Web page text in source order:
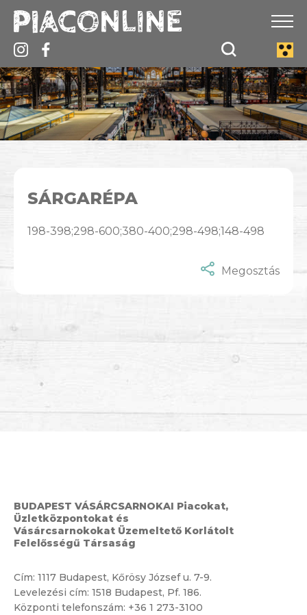
SÁRGARÉPA
198-398;298-600;380-400;298-498;148-498
Megosztás
BUDAPEST VÁSÁRCSARNOKAI Piacokat,
Üzletközpontokat és
Vásárcsarnokokat Üzemeltető Korlátolt
Felelősségű Társaság
Cím: 1117 Budapest, Kőrösy József u. 7-9.
Levelezési cím: 1518 Budapest, Pf. 186.
Központi telefonszám: +36 1 273-3100